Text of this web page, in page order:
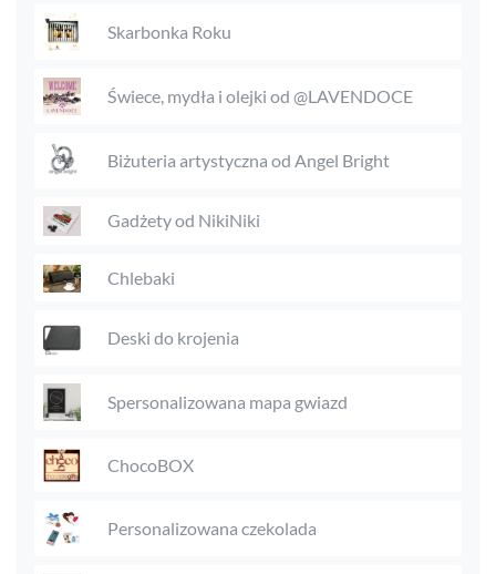
Skarbonka Roku
Świece, mydła i olejki od @LAVENDOCE
Biżuteria artystyczna od Angel Bright
Gadżety od NikiNiki
Chlebaki
Deski do krojenia
Spersonalizowana mapa gwiazd
ChocoBOX
Personalizowana czekolada